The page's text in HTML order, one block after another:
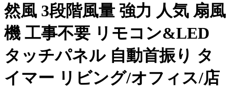
然風 3段階風量 強力 人気 扇風
機 工事不要 リモコン&LED
タッチパネル 自動首振り タ
イマー リビング/オフィス/店